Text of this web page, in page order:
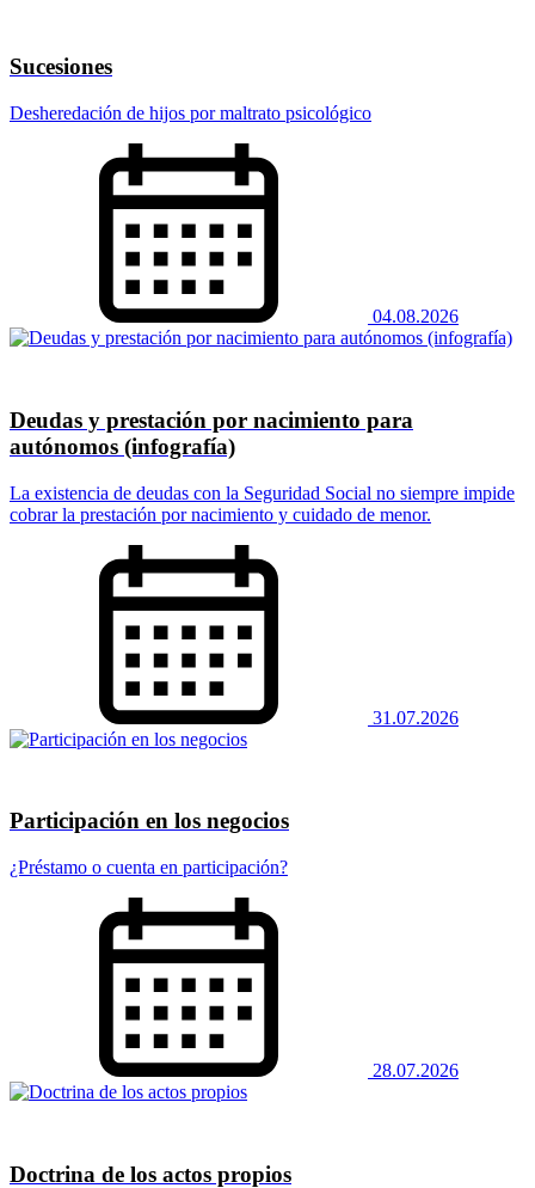
Sucesiones
Desheredación de hijos por maltrato psicológico
04.08.2026
Deudas y prestación por nacimiento para
autónomos (infografía)
La existencia de deudas con la Seguridad Social no siempre impide
cobrar la prestación por nacimiento y cuidado de menor.
31.07.2026
Participación en los negocios
¿Préstamo o cuenta en participación?
28.07.2026
Doctrina de los actos propios